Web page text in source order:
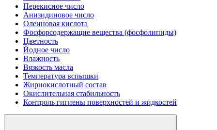
Перекисное число
Анизидиновое число
Олеиновая кислота
Фосфорсодержащие вещества (фосфолипиды)
Цветность
Йодное число
Влажность
Вязкость масла
Температура вспышки
Жирнокислотный состав
Окислительная стабильность
Контроль гигиены поверхностей и жидкостей